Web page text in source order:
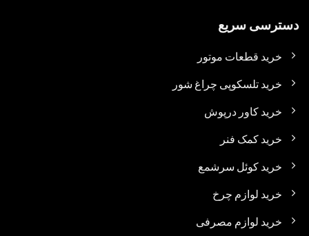
دسترسی سریع
خرید قطعات موتور
خرید تلسکوپی چراغ شور
خرید کاور درپوش
خرید کمک فنر
خرید کوئل سرشمع
خرید لوازم چرخ
خرید لوازم مصرفی